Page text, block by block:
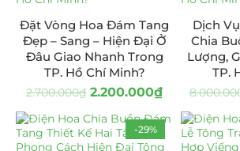
Đặt Vòng Hoa Đám Tang
Đẹp – Sang – Hiện Đại Ở
Đâu Giao Nhanh Trong
TP. Hồ Chí Minh?
2.700.000₫ 2.200.000₫
Dịch
Chia
Lượng,
TP.
-29%